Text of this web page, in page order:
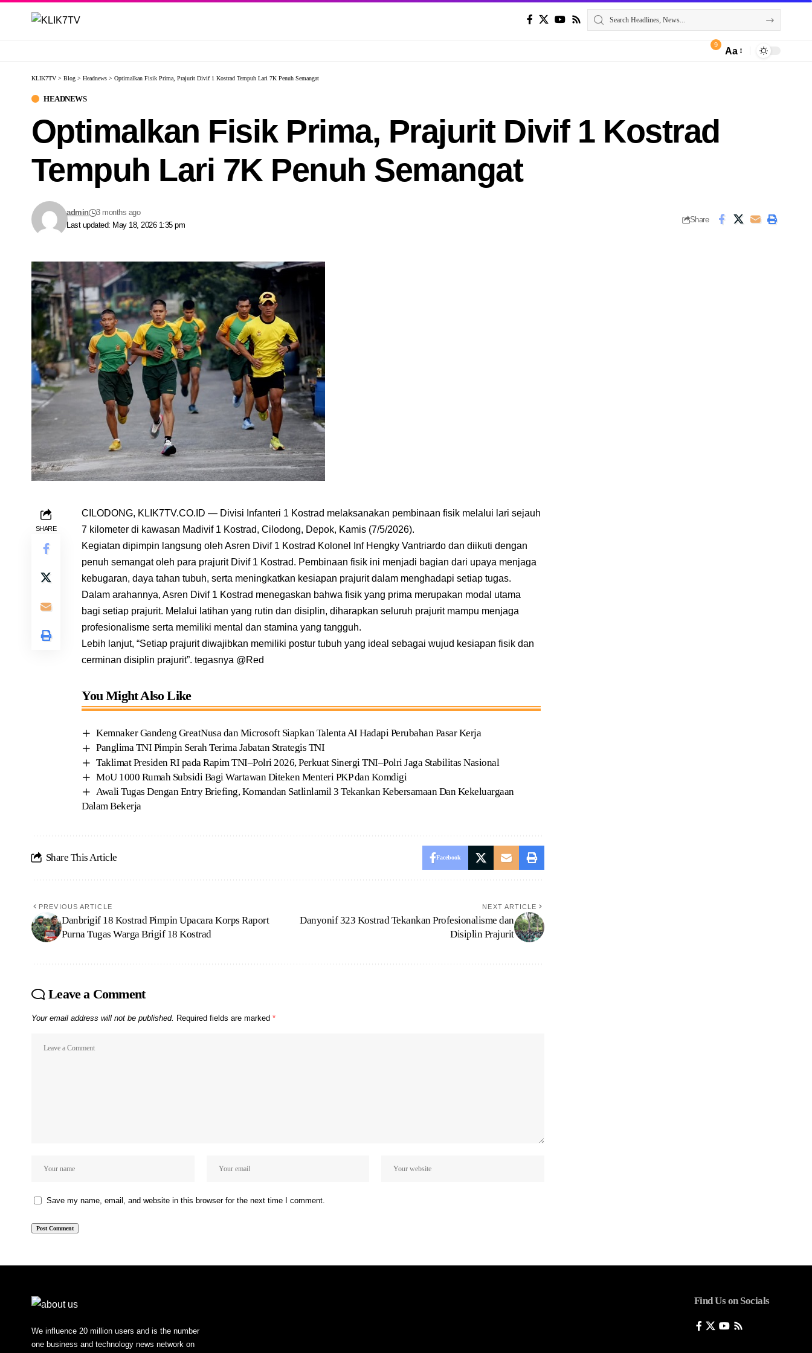
9
Aa
KLIK7TV > Blog > Headnews > Optimalkan Fisik Prima, Prajurit Divif 1 Kostrad Tempuh Lari 7K Penuh Semangat
HEADNEWS
Optimalkan Fisik Prima, Prajurit Divif 1 Kostrad
Tempuh Lari 7K Penuh Semangat
Last updated: May 18, 2026 1:35 pm
admin 3 months ago
Share
SHARE
CILODONG, KLIK7TV.CO.ID — Divisi Infanteri 1 Kostrad melaksanakan pembinaan fisik melalui lari sejauh
7 kilometer di kawasan Madivif 1 Kostrad, Cilodong, Depok, Kamis (7/5/2026).
Kegiatan dipimpin langsung oleh Asren Divif 1 Kostrad Kolonel Inf Hengky Vantriardo dan diikuti dengan
penuh semangat oleh para prajurit Divif 1 Kostrad. Pembinaan fisik ini menjadi bagian dari upaya menjaga
kebugaran, daya tahan tubuh, serta meningkatkan kesiapan prajurit dalam menghadapi setiap tugas.
Dalam arahannya, Asren Divif 1 Kostrad menegaskan bahwa fisik yang prima merupakan modal utama
bagi setiap prajurit. Melalui latihan yang rutin dan disiplin, diharapkan seluruh prajurit mampu menjaga
profesionalisme serta memiliki mental dan stamina yang tangguh.
Lebih lanjut, “Setiap prajurit diwajibkan memiliki postur tubuh yang ideal sebagai wujud kesiapan fisik dan
cerminan disiplin prajurit”. tegasnya @Red
You Might Also Like
Kemnaker Gandeng GreatNusa dan Microsoft Siapkan Talenta AI Hadapi Perubahan Pasar Kerja
Panglima TNI Pimpin Serah Terima Jabatan Strategis TNI
Taklimat Presiden RI pada Rapim TNI–Polri 2026, Perkuat Sinergi TNI–Polri Jaga Stabilitas Nasional
MoU 1000 Rumah Subsidi Bagi Wartawan Diteken Menteri PKP dan Komdigi
Awali Tugas Dengan Entry Briefing, Komandan Satlinlamil 3 Tekankan Kebersamaan Dan Kekeluargaan
Dalam Bekerja
Share This Article Facebook
PREVIOUS ARTICLE
Danbrigif 18 Kostrad Pimpin Upacara Korps Raport
Purna Tugas Warga Brigif 18 Kostrad
NEXT ARTICLE
Danyonif 323 Kostrad Tekankan Profesionalisme dan
Disiplin Prajurit
Leave a Comment
Your email address will not be published. Required fields are marked *
Save my name, email, and website in this browser for the next time I comment.
We influence 20 million users and is the number
one business and technology news network on
Find Us on Socials